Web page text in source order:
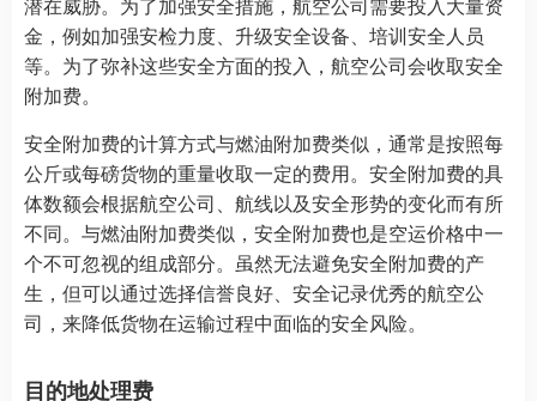
金，例如加强安检力度、升级安全设备、培训安全人员
等。为了弥补这些安全方面的投入，航空公司会收取安全
附加费。
安全附加费的计算方式与燃油附加费类似，通常是按照每
公斤或每磅货物的重量收取一定的费用。安全附加费的具
体数额会根据航空公司、航线以及安全形势的变化而有所
不同。与燃油附加费类似，安全附加费也是空运价格中一
个不可忽视的组成部分。虽然无法避免安全附加费的产
生，但可以通过选择信誉良好、安全记录优秀的航空公
司，来降低货物在运输过程中面临的安全风险。
目的地处理费